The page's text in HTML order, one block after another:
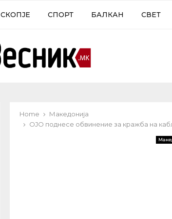
СКОПЈЕ СПОРТ БАЛКАН СВЕТ
Home
Македонија
ОЈО поднесе обвинение за кражба на